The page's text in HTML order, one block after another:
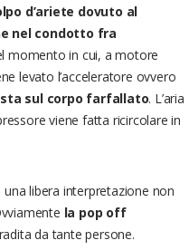
d’ariete dovuto al
nel condotto fra
momento in cui, a motore
levato l’acceleratore ovvero
sul corpo farfallato. L’aria
viene fatta ricircolare in
libera interpretazione non
la pop off
da tante persone.